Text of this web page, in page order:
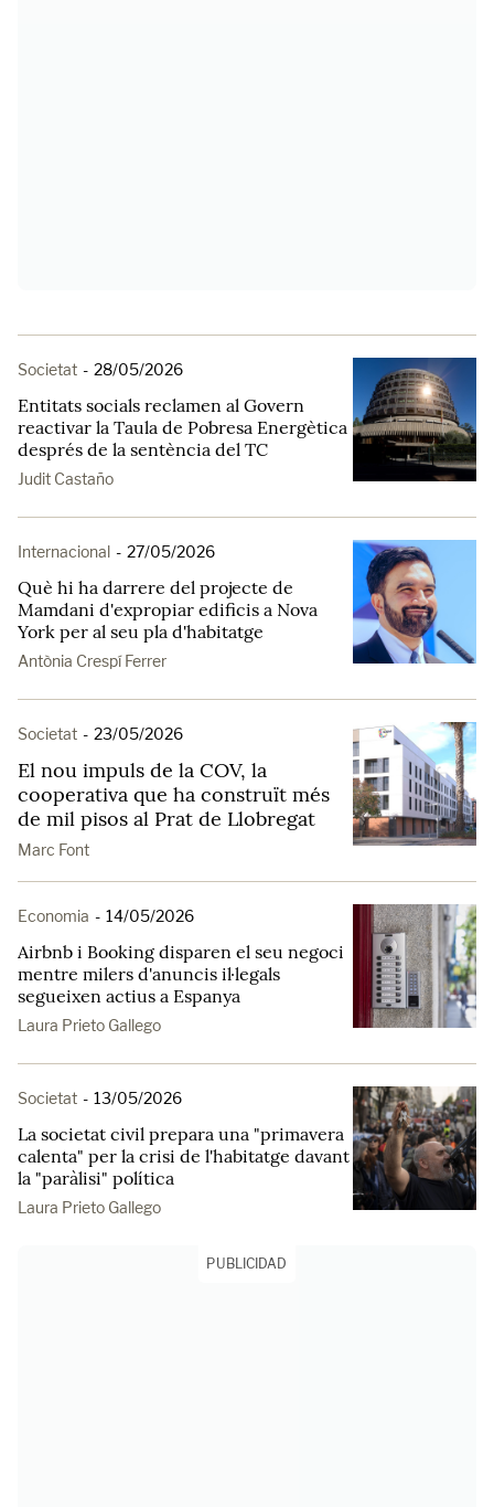
Societat - 28/05/2026
Entitats socials reclamen al Govern
reactivar la Taula de Pobresa Energètica
després de la sentència del TC
Judit Castaño
Internacional - 27/05/2026
Què hi ha darrere del projecte de
Mamdani d'expropiar edificis a Nova
York per al seu pla d'habitatge
Antònia Crespí Ferrer
Societat - 23/05/2026
El nou impuls de la COV, la
cooperativa que ha construït més
de mil pisos al Prat de Llobregat
Marc Font
Economia - 14/05/2026
Airbnb i Booking disparen el seu negoci
mentre milers d'anuncis il·legals
segueixen actius a Espanya
Laura Prieto Gallego
Societat - 13/05/2026
La societat civil prepara una "primavera
calenta" per la crisi de l'habitatge davant
la "paràlisi" política
Laura Prieto Gallego
PUBLICIDAD